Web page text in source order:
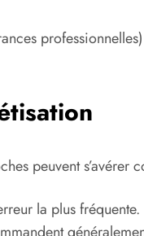
peuvent
la plus